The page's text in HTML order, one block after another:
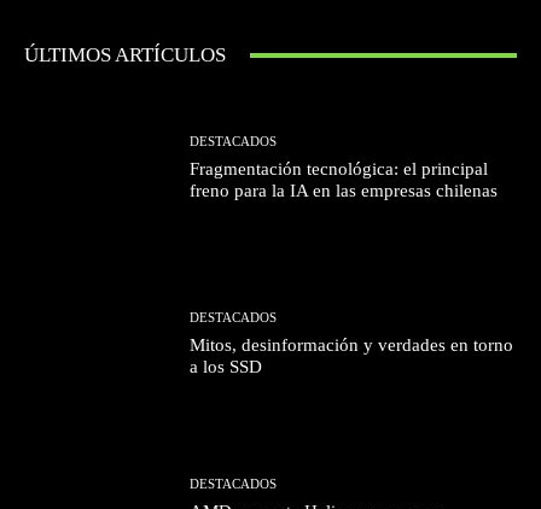
ÚLTIMOS ARTÍCULOS
DESTACADOS
Fragmentación tecnológica: el principal
freno para la IA en las empresas chilenas
DESTACADOS
Mitos, desinformación y verdades en torno
a los SSD
DESTACADOS